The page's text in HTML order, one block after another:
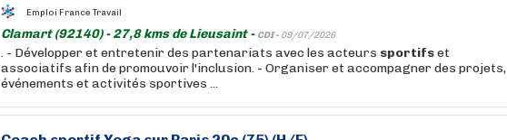
Emploi France Travail
Clamart (92140) - 27,8 kms de Lieusaint - CDI - 09/07/2026
. - Développer et entretenir des partenariats avec les acteurs sportifset
associatifs afin de promouvoir l'inclusion. - Organiser et accompagner des projets,
événements et activités sportives ...